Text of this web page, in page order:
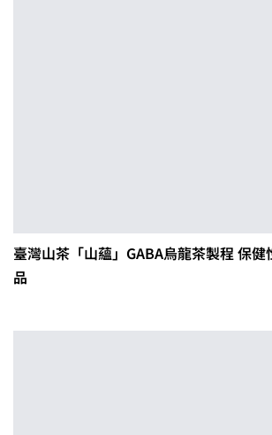
臺灣山茶「山蘊」GABA烏龍茶製程 保
品